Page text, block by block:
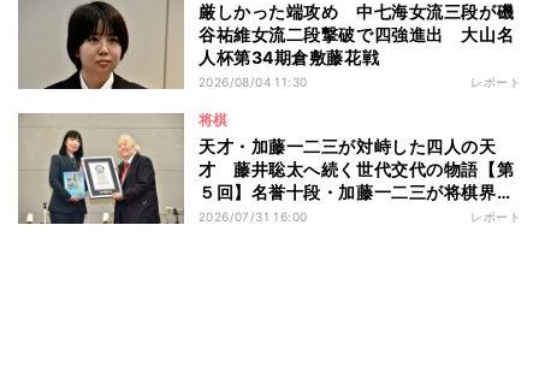
厳しかった端攻め 中七海女流三段が磯
谷祐維女流二段撃破で四強進出 大山名
人杯第34期倉敷藤花戦
2026/08/04 11:30 レポート
将棋
天才・加藤一二三が対峙した四人の天
才 藤井聡太へ続く世代交代の物語【第
５回】名誉十段・加藤一二三が将棋界に
残したもの
2026/07/31 16:00 レポート